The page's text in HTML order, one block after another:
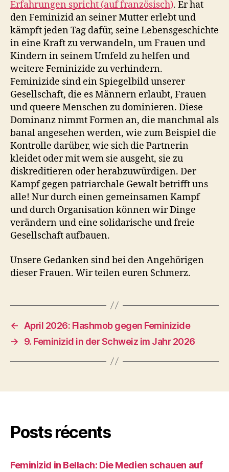
Erfahrungen spricht (auf französisch). Er hat
den Feminizid an seiner Mutter erlebt und
kämpft jeden Tag dafür, seine Lebensgeschichte
in eine Kraft zu verwandeln, um Frauen und
Kindern in seinem Umfeld zu helfen und
weitere Feminizide zu verhindern.
Feminizide sind ein Spiegelbild unserer
Gesellschaft, die es Männern erlaubt, Frauen
und queere Menschen zu dominieren. Diese
Dominanz nimmt Formen an, die manchmal als
banal angesehen werden, wie zum Beispiel die
Kontrolle darüber, wie sich die Partnerin
kleidet oder mit wem sie ausgeht, sie zu
diskreditieren oder herabzuwürdigen. Der
Kampf gegen patriarchale Gewalt betrifft uns
alle! Nur durch einen gemeinsamen Kampf
und durch Organisation können wir Dinge
verändern und eine solidarische und freie
Gesellschaft aufbauen.
Unsere Gedanken sind bei den Angehörigen
dieser Frauen. Wir teilen euren Schmerz.
←
April 2026: Flashmob gegen Feminizide
→
9. Feminizid in der Schweiz im Jahr 2026
Posts récents
Feminizid in Bellach: Die Medien schauen auf